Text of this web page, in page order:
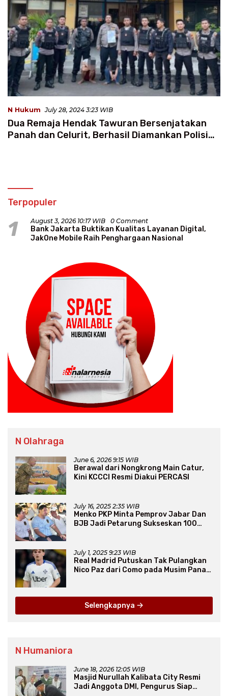
N Hukum July 28, 2024 3:23 WIB
Dua Remaja Hendak Tawuran Bersenjatakan
Panah dan Celurit, Berhasil Diamankan Polisi
Terpopuler
1 August 3, 2026 10:17 WIB 0 Comment
Bank Jakarta Buktikan Kualitas Layanan Digital,
JakOne Mobile Raih Penghargaan Nasional
N Olahraga
June 6, 2026 9:15 WIB
Berawal dari Nongkrong Main Catur,
Kini KCCCI Resmi Diakui PERCASI
July 16, 2025 2:35 WIB
Menko PKP Minta Pemprov Jabar Dan
BJB Jadi Petarung Sukseskan 100
July 1, 2025 9:23 WIB
Real Madrid Putuskan Tak Pulangkan
Nico Paz dari Como pada Musim Panas
Selengkapnya
N Humaniora
June 18, 2026 12:05 WIB
Masjid Nurullah Kalibata City Resmi
Jadi Anggota DMI, Pengurus Siap